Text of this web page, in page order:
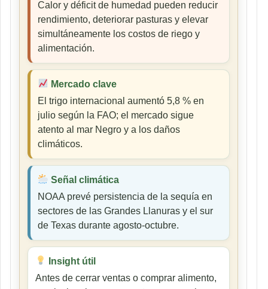
Calor y déficit de humedad pueden reducir
rendimiento, deteriorar pasturas y elevar
simultáneamente los costos de riego y
alimentación.
Mercado clave
El trigo internacional aumentó 5,8 % en
julio según la FAO; el mercado sigue
atento al mar Negro y a los daños
climáticos.
Señal climática
NOAA prevé persistencia de la sequía en
sectores de las Grandes Llanuras y el sur
de Texas durante agosto-octubre.
Insight útil
Antes de cerrar ventas o comprar alimento,